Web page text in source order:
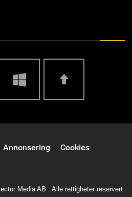
Annonsering
Cookies
Media AB . Alle rettigheter reservert